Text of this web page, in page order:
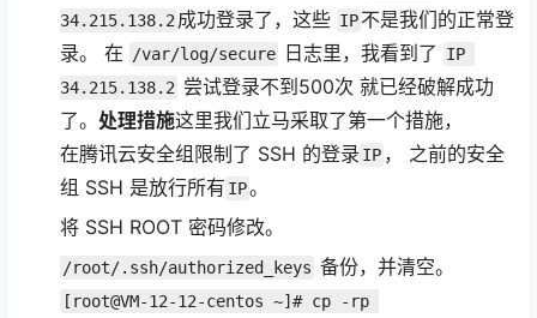
34.215.138.2成功登录了，这些 IP不是我们的正常登
录。 在 /var/log/secure 日志里，我看到了
IP
34.215.138.2 尝试登录不到500次 就已经破解成功
了。 处理措施这里我们立马采取了第一个措施，
在腾讯云安全组限制了 SSH 的登录 IP ， 之前的安全
组 SSH 是放行所有 IP。
将 SSH ROOT 密码修改。
/root/.ssh/authorized_keys 备份，并清空。
[root@VM-12-12-centos ~]# cp -rp